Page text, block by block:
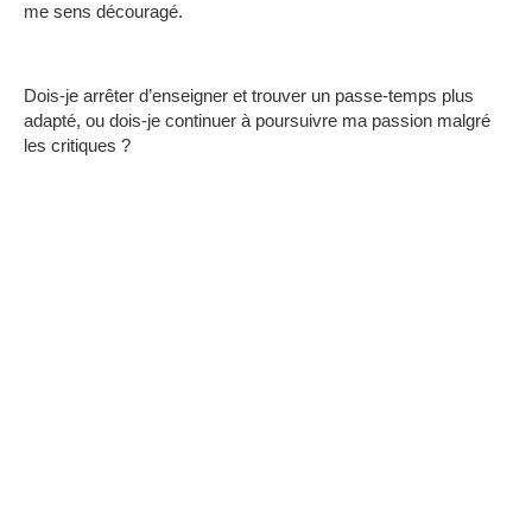
me sens découragé.
Dois-je arrêter d’enseigner et trouver un passe-temps plus
adapté, ou dois-je continuer à poursuivre ma passion malgré
les critiques ?